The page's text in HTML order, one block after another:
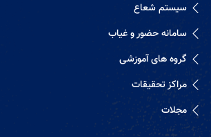
سیستم شعاع
سامانه حضور و غیاب
گروه های آموزشی
مراکز تحقیقات
مجلات